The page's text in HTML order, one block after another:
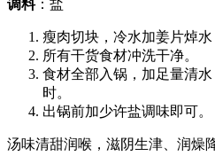
调料：盐
瘦肉切块，冷水加姜片焯水
所有干货食材冲洗干净。
食材全部入锅，加足量清
时。
出锅前加少许盐调味即可。
汤味清甜润喉，滋阴生津、润燥